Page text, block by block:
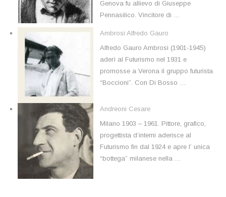
Genova fu allievo di Giuseppe
Pennasilico. Vincitore di …
Ambrosi Alfredo Gauro
Alfredo Gauro Ambrosi (1901-1945)
aderì al Futurismo nel 1931 e
promosse a Verona il gruppo futurista
“Boccioni”. Con Di Bosso …
Andreoni Cesare
Milano 1903 – 1961. Pittore, grafico,
progettista d’interni aderisce al
Futurismo fin dal 1924 e apre l’ unica
“bottega” milanese nella …